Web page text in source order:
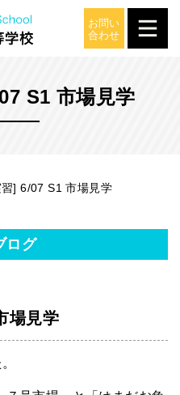
S1 市場見学
ログ
] 6/07 S1 市場見学
ログ
場見学